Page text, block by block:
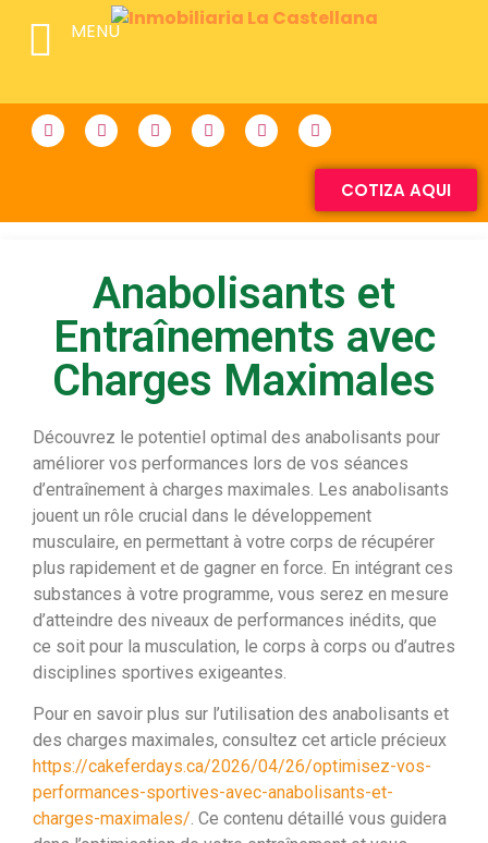
COTIZA AQUI
Anabolisants et
Entraînements avec
Charges Maximales
Découvrez le potentiel optimal des anabolisants pour
améliorer vos performances lors de vos séances
d’entraînement à charges maximales. Les anabolisants
jouent un rôle crucial dans le développement
musculaire, en permettant à votre corps de récupérer
plus rapidement et de gagner en force. En intégrant ces
substances à votre programme, vous serez en mesure
d’atteindre des niveaux de performances inédits, que
ce soit pour la musculation, le corps à corps ou d’autres
disciplines sportives exigeantes.
Pour en savoir plus sur l’utilisation des anabolisants et
des charges maximales, consultez cet article précieux
https://cakeferdays.ca/2026/04/26/optimisez-vos-
performances-sportives-avec-anabolisants-et-
charges-maximales/. Ce contenu détaillé vous guidera
MENU